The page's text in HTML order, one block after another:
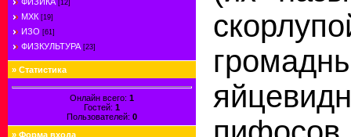
[12]
МХК [19]
ИЗО [61]
ФИЗКУЛЬТУРА [23]
» Статистика
Онлайн всего: 1
Гостей: 1
Пользователей: 0
» Форма входа